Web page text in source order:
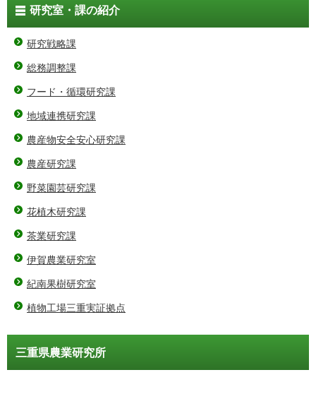
研究室・課の紹介
研究戦略課
総務調整課
フード・循環研究課
地域連携研究課
農産物安全安心研究課
農産研究課
野菜園芸研究課
花植木研究課
茶業研究課
伊賀農業研究室
紀南果樹研究室
植物工場三重実証拠点
三重県農業研究所